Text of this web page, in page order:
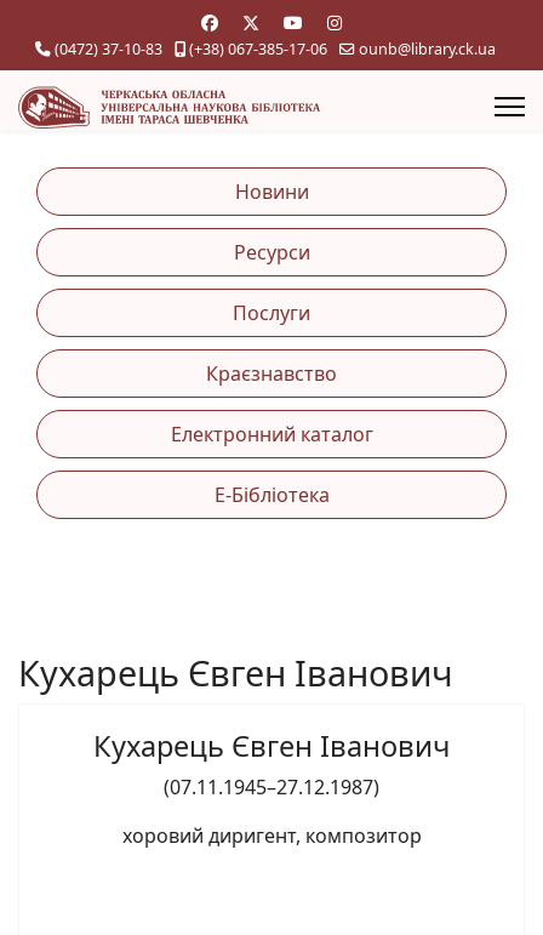
(0472) 37-10-83 (+38) 067-385-17-06 ounb@library.ck.ua
Новини
Ресурси
Послуги
Краєзнавство
Електронний каталог
Е-Бібліотека
Кухарець Євген Іванович
Кухарець Євген Іванович
(07.11.1945–27.12.1987)
хоровий диригент, композитор